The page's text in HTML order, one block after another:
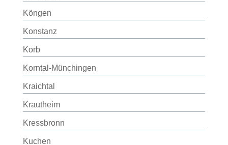
Köngen
Konstanz
Korb
Korntal-Münchingen
Kraichtal
Krautheim
Kressbronn
Kuchen